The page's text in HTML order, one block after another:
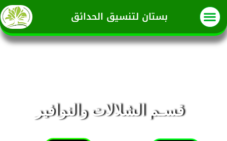
بستان لتنسيق الحدائق
قسـم الشلالات والنوافير